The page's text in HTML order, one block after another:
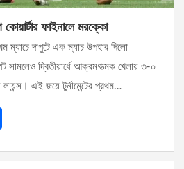
কোয়ার্টার ফাইনালে মরক্কো
ম্যাচে দাপুটে এক ম্যাচ উপহার দিলো
সামলেও দ্বিতীয়ার্ধে আক্রমণাত্মক খেলায় ৩-০
এই জয়ে টুর্নামেন্টের প্রথম…